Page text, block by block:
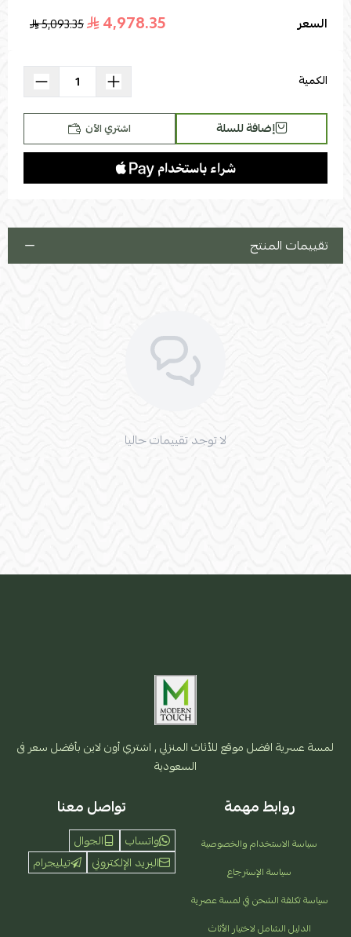
:الطول :200العرض :180الارتفاع:130
اسحب و افلت الملف هنا
السعر 4,978.35
5,093.35
الكمية
إضافة للسلة اشتري الآن
تقييمات المنتج
لا توجد تقييمات حاليا
لمسة عسرية افضل موقع للأثاث المنزلي , اشتري أون لاين بأفضل سعر فى
السعودية
روابط مهمة
سياسة الاستخدام والخصوصية
سياسة الإسترجاع
سياسة تكلفة الشحن في لمسة عصرية
الدليل الشامل لاختيار الأثاث
تواصل معنا
واتساب
الجوال
البريد الإلكتروني
تيليجرام